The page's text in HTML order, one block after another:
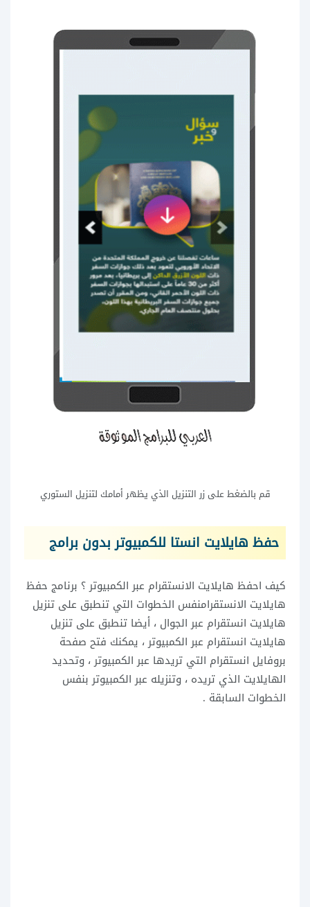
قم بالضغط على زر التنزيل الذي يظهر أمامك لتنزيل الستوري
حفظ هايلايت انستا للكمبيوتر بدون برامج
كيف احفظ هايلايت الانستقرام عبر الكمبيوتر ؟ برنامج حفظ
هايلايت الانستقرامنفس الخطوات التي تنطبق على تنزيل
هايلايت انستقرام عبر الجوال ، أيضا تنطبق على تنزيل
هايلايت انستقرام عبر الكمبيوتر ، يمكنك فتح صفحة
بروفايل انستقرام التي تريدها عبر الكمبيوتر ، وتحديد
الهايلايت الذي تريده ، وتنزيله عبر الكمبيوتر بنفس
الخطوات السابقة .